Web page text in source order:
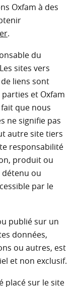
Oxfam à des
.
du
sites vers
liens sont
et Oxfam
que nous
ne signifie pas
autre site tiers
responsabilité
produit ou
ou
par le
publié sur un
données,
ou autres, est
et non exclusif.
placé sur le site